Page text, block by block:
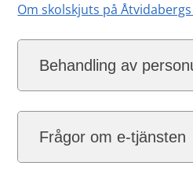
Om skolskjuts på
Behandling av
Frågor om e-tjänsten